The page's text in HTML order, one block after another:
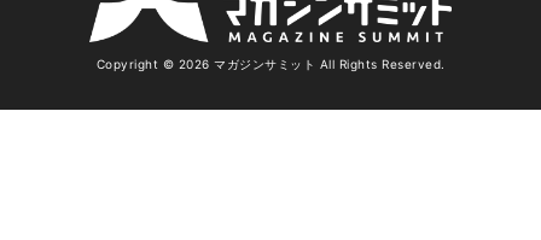
Copyright © 2026 マガジンサミット All Rights Reserved.